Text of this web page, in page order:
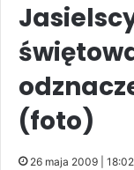
(foto)
26 maja 2009 | 18:02